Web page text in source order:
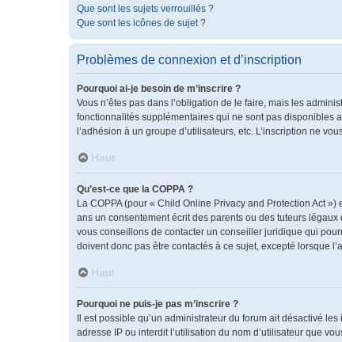
Que sont les sujets verrouillés ?
Que sont les icônes de sujet ?
Problèmes de connexion et d’inscription
Pourquoi ai-je besoin de m’inscrire ?
Vous n’êtes pas dans l’obligation de le faire, mais les
fonctionnalités supplémentaires qui ne sont pas disponibles
l’adhésion à un groupe d’utilisateurs, etc. L’inscription ne
Haut
Qu’est-ce que la COPPA ?
La COPPA (pour « Child Online Privacy and Protection Act
ans un consentement écrit des parents ou des tuteurs
vous conseillons de contacter un conseiller juridique qui
doivent donc pas être contactés à ce sujet, excepté lorsque
Haut
Pourquoi ne puis-je pas m’inscrire ?
Il est possible qu’un administrateur du forum ait désactivé
adresse IP ou interdit l’utilisation du nom d’utilisateur que